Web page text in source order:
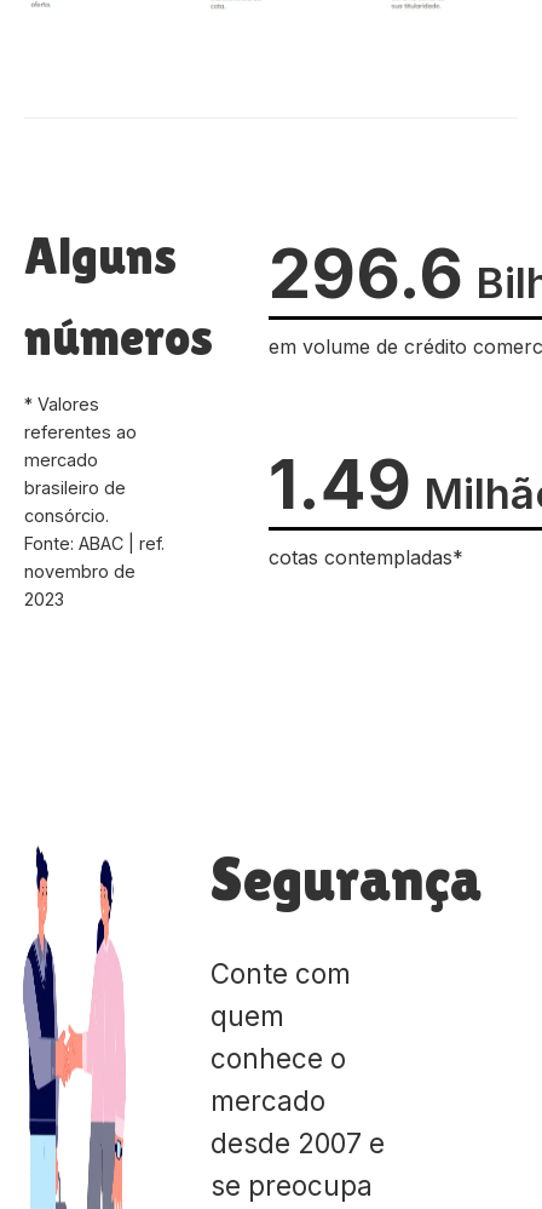
Alguns
números
* Valores
referentes ao
mercado
brasileiro de
consórcio.
Fonte: ABAC | ref.
novembro de
2023
296.6
em volume de crédito
1.49
cotas contempladas*
Segurança
Conte com
quem
conhece o
mercado
desde 2007 e
se preocupa